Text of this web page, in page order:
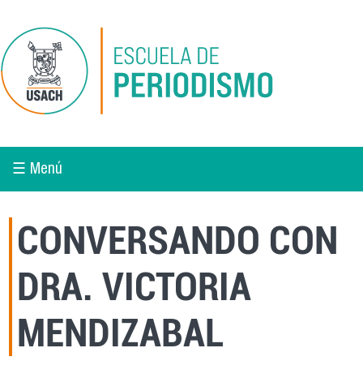
☰ Menú
CONVERSANDO CON
DRA. VICTORIA
MENDIZABAL